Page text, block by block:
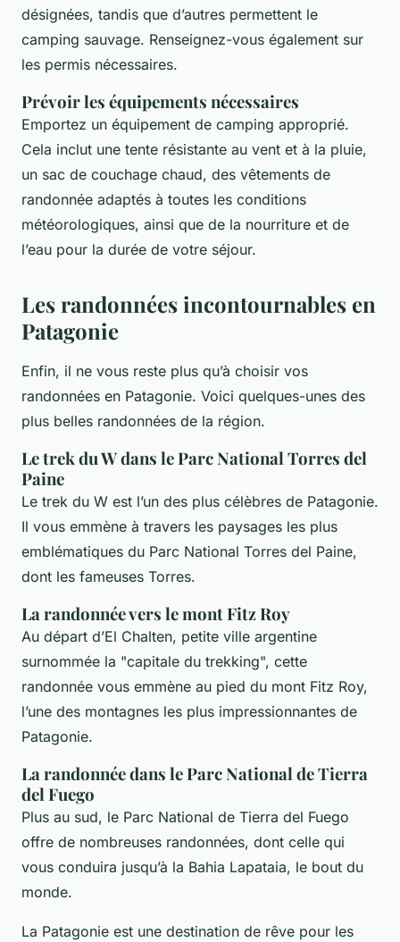
désignées, tandis que d’autres permettent le
camping sauvage. Renseignez-vous également sur
les permis nécessaires.
Prévoir les équipements nécessaires
Emportez un équipement de camping approprié.
Cela inclut une tente résistante au vent et à la pluie,
un sac de couchage chaud, des vêtements de
randonnée adaptés à toutes les conditions
météorologiques, ainsi que de la nourriture et de
l’eau pour la durée de votre séjour.
Les randonnées incontournables en
Patagonie
Enfin, il ne vous reste plus qu’à choisir vos
randonnées en Patagonie. Voici quelques-unes des
plus belles randonnées de la région.
Le trek du W dans le Parc National Torres del
Paine
Le trek du W est l’un des plus célèbres de Patagonie.
Il vous emmène à travers les paysages les plus
emblématiques du Parc National Torres del Paine,
dont les fameuses Torres.
La randonnée vers le mont Fitz Roy
Au départ d’El Chalten, petite ville argentine
surnommée la "capitale du trekking", cette
randonnée vous emmène au pied du mont Fitz Roy,
l’une des montagnes les plus impressionnantes de
Patagonie.
La randonnée dans le Parc National de Tierra
del Fuego
Plus au sud, le Parc National de Tierra del Fuego
offre de nombreuses randonnées, dont celle qui
vous conduira jusqu’à la Bahia Lapataia, le bout du
monde.
La Patagonie est une destination de rêve pour les